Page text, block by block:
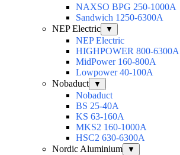
NAXSO BPG 250-1000A
Sandwich 1250-6300A
NEP Electric
▼
NEP Electric
HIGHPOWER 800-6300А
MidPower 160-800А
Lowpower 40-100А
Nobaduct
▼
Nobaduct
BS 25-40A
KS 63-160A
MKS2 160-1000A
HSC2 630-6300A
Nordic Aluminium
▼